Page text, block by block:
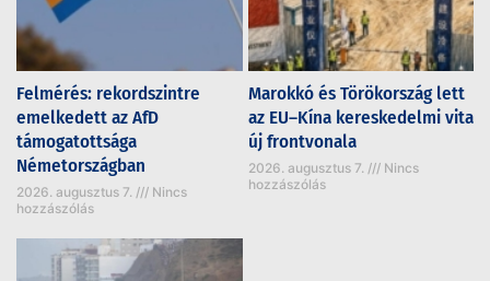
Felmérés: rekordszintre
emelkedett az AfD
támogatottsága
Németországban
2026. augusztus 7.
Nincs
hozzászólás
Marokkó és Törökország lett
az EU–Kína kereskedelmi vita
új frontvonala
2026. augusztus 7.
Nincs
hozzászólás